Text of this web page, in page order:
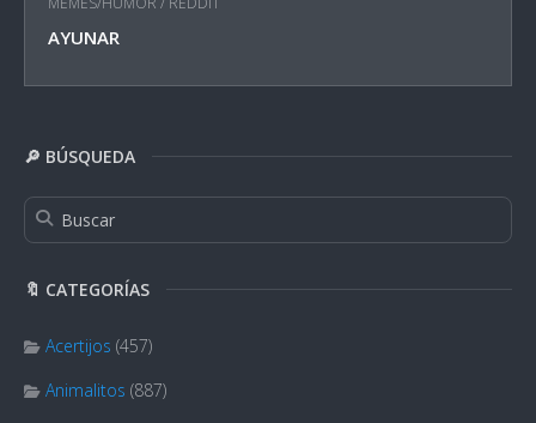
AYUNAR
🔎 BÚSQUEDA
🔖 CATEGORÍAS
Acertijos (457)
Animalitos (887)